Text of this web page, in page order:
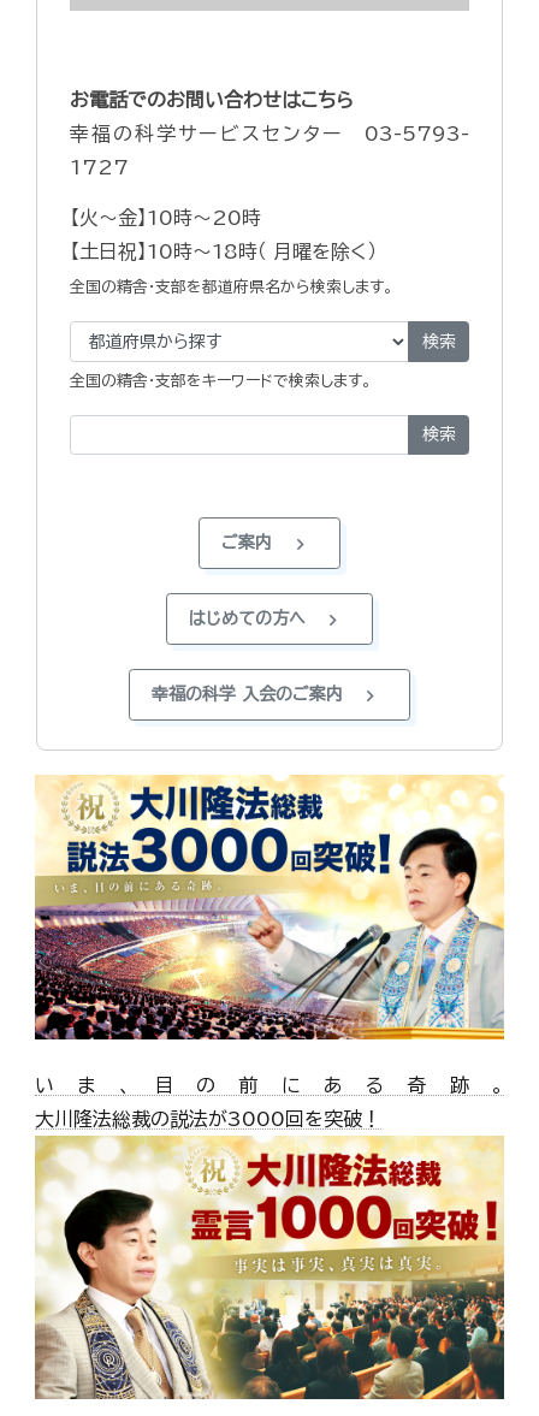
お電話でのお問い合わせはこちら
幸福の科学サービスセンター 03-5793-
1727
【火～金】10時～20時
【土日祝】10時～18時（ 月曜を除く）
全国の精舎・支部を都道府県名から検索します。
検索
全国の精舎・支部をキーワードで検索します。
検索
ご案内 chevron_right
はじめての方へ chevron_right
幸福の科学 入会のご案内 chevron_right
いま、目の前にある奇跡。
大川隆法総裁の説法が3000回を突破！